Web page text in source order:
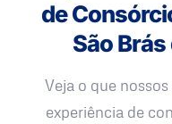
de
São Brás
Veja o que
experiência de